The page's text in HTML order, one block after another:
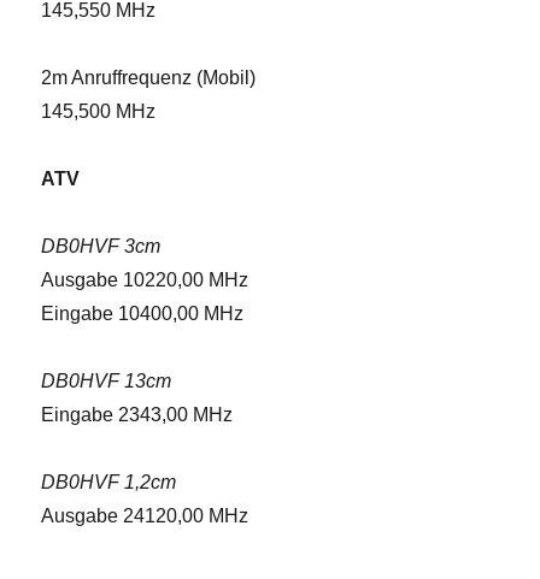
145,550 MHz
2m Anruffrequenz (Mobil)
145,500 MHz
ATV
DB0HVF 3cm
Ausgabe 10220,00 MHz
Eingabe 10400,00 MHz
DB0HVF 13cm
Eingabe 2343,00 MHz
DB0HVF 1,2cm
Ausgabe 24120,00 MHz